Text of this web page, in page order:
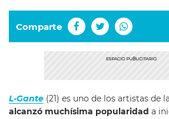
Comparte
L-Gante (21) es uno de los artistas de
alcanzó muchísima popularidad a